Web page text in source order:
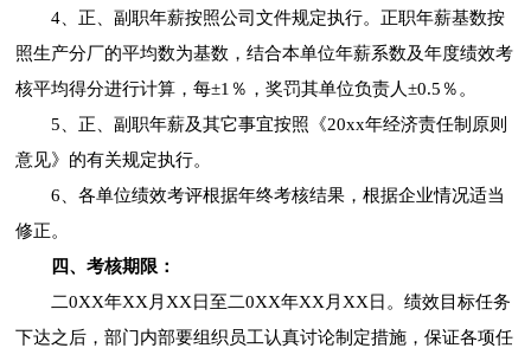
4、正、副职年薪按照公司文件规定执行。正职年薪基数按
照生产分厂的平均数为基数，结合本单位年薪系数及年度绩效考
核平均得分进行计算，每±1％，奖罚其单位负责人±0.5％。
5、正、副职年薪及其它事宜按照《20xx年经济责任制原则
意见》的有关规定执行。
6、各单位绩效考评根据年终考核结果，根据企业情况适当
修正。
四、考核期限：
二0XX年XX月XX日至二0XX年XX月XX日。绩效目标任务
下达之后，部门内部要组织员工认真讨论制定措施，保证各项任